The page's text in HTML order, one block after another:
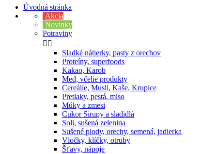
Úvodná stránka
Akcia
Novinky
Potraviny
 
Sladké nátierky, pasty z orechov
Proteíny, superfoods
Kakao, Karob
Med, včelie produkty
Cereálie, Musli, Kaše, Krupice
Pretlaky, pestá, miso
Múky a zmesi
Cukor Sirupy a sladidlá
Soli, sušená zelenina
Sušené plody, orechy, semená, jadierka
Vločky, klíčky, otruby
Šťavy, nápoje